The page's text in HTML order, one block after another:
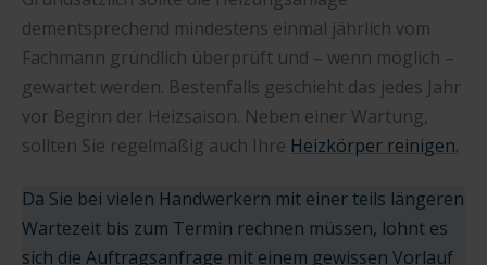
dementsprechend mindestens einmal jährlich vom
Fachmann gründlich überprüft und – wenn möglich –
gewartet werden. Bestenfalls geschieht das jedes Jahr
vor Beginn der Heizsaison. Neben einer Wartung,
sollten Sie regelmäßig auch Ihre Heizkörper reinigen.
Da Sie bei vielen Handwerkern mit einer teils längeren
Wartezeit bis zum Termin rechnen müssen, lohnt es
sich die Auftragsanfrage mit einem gewissen Vorlauf